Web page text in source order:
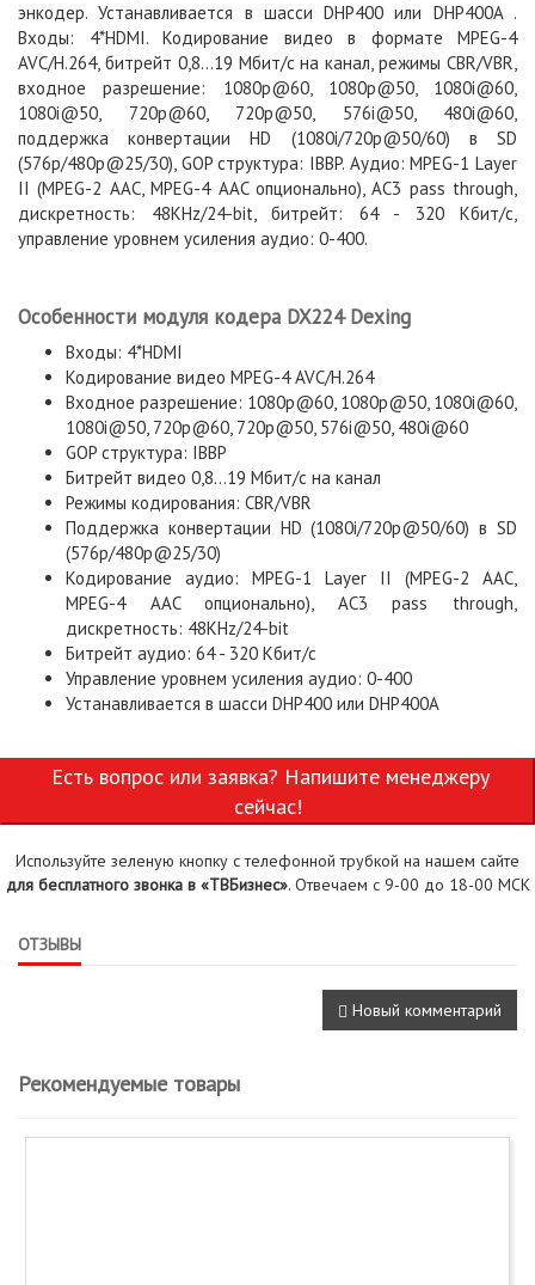
энкодер. Устанавливается в шасси DHP400 или DHP400A .
Входы: 4*HDMI. Кодирование видео в формате MPEG-4
AVC/H.264, битрейт 0,8...19 Мбит/с на канал, режимы CBR/VBR,
входное разрешение: 1080p@60, 1080p@50, 1080i@60,
1080i@50, 720p@60, 720p@50, 576i@50, 480i@60,
поддержка конвертации HD (1080i/720p@50/60) в SD
(576p/480p@25/30), GOP структура: IBBP. Аудио: MPEG-1 Layer
II (MPEG-2 AAC, MPEG-4 AAC опционально), AC3 pass through,
дискретность: 48KHz/24-bit, битрейт: 64 - 320 Кбит/с,
управление уровнем усиления аудио: 0-400.
Особенности модуля кодера DX224 Dexing
Входы: 4*HDMI
Кодирование видео MPEG-4 AVC/H.264
Входное разрешение: 1080p@60, 1080p@50, 1080i@60,
1080i@50, 720p@60, 720p@50, 576i@50, 480i@60
GOP структура: IBBP
Битрейт видео 0,8...19 Мбит/с на канал
Режимы кодирования: CBR/VBR
Поддержка конвертации HD (1080i/720p@50/60) в SD
(576p/480p@25/30)
Кодирование аудио: MPEG-1 Layer II (MPEG-2 AAC,
MPEG-4 AAC опционально), AC3 pass through,
дискретность: 48KHz/24-bit
Битрейт аудио: 64 - 320 Кбит/с
Управление уровнем усиления аудио: 0-400
Устанавливается в шасси DHP400 или DHP400A
сейчас!
Используйте зеленую кнопку с телефонной трубкой на нашем сайте
для бесплатного звонка в «ТВБизнес». Отвечаем с 9-00 до 18-00 МСК
ОТЗЫВЫ
Новый комментарий
Рекомендуемые товары